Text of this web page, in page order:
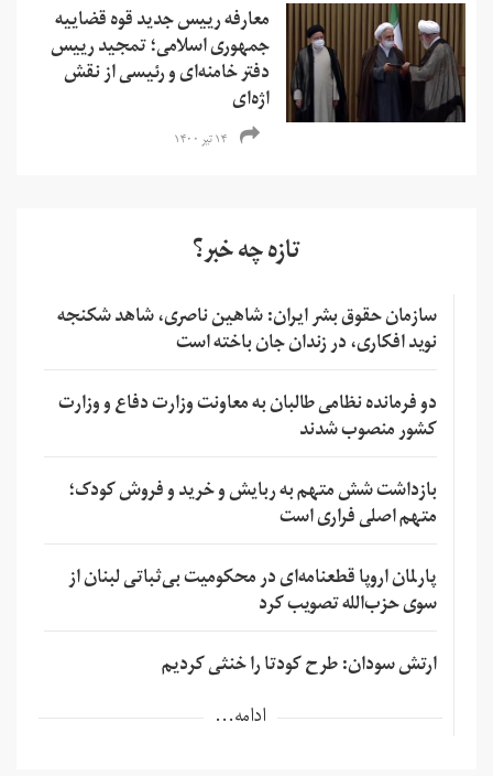
معارفه رییس جدید قوه قضاییه
جمهوری اسلامی؛ تمجید رییس
دفتر خامنه‌ای و رئیسی از نقش
اژه‌ای
۱۴ تیر ۱۴۰۰
تازه چه خبر؟
سازمان حقوق بشر ایران: شاهین ناصری، شاهد شکنجه
نوید افکاری، در زندان جان باخته است
دو فرمانده نظامی طالبان به معاونت وزارت دفاع و وزارت
کشور منصوب شدند
بازداشت شش متهم به ربایش و خرید و فروش کودک؛
متهم اصلی فراری است
پارلمان اروپا قطعنامه‌ای در محکومیت بی‌ثباتی لبنان از
سوی حزب‌الله تصویب کرد
ارتش سودان: طرح کودتا را خنثی کردیم
ادامه...